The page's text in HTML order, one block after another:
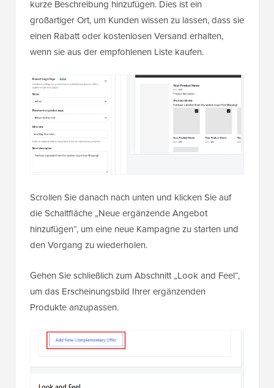
kurze Beschreibung hinzufügen. Dies ist ein
großartiger Ort, um Kunden wissen zu lassen, dass sie
einen Rabatt oder kostenlosen Versand erhalten,
wenn sie aus der empfohlenen Liste kaufen.
Scrollen Sie danach nach unten und klicken Sie auf
die Schaltfläche „Neue ergänzende Angebot
hinzufügen“, um eine neue Kampagne zu starten und
den Vorgang zu wiederholen.
Gehen Sie schließlich zum Abschnitt „Look and Feel“,
um das Erscheinungsbild Ihrer ergänzenden
Produkte anzupassen.